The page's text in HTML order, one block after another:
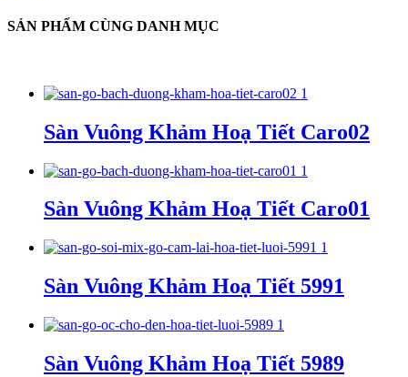
SẢN PHẨM CÙNG DANH MỤC
Sàn Vuông Khảm Hoạ Tiết Caro02
Sàn Vuông Khảm Hoạ Tiết Caro01
Sàn Vuông Khảm Hoạ Tiết 5991
Sàn Vuông Khảm Hoạ Tiết 5989